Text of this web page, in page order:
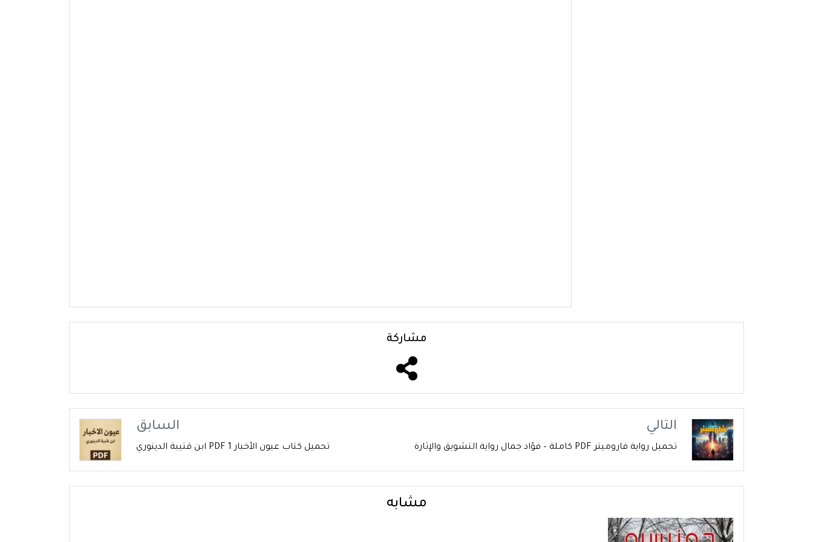
مشاركة
التالي
تحميل رواية فاروميتر PDF كاملة – فؤاد جمال رواية التشويق والإثارة
السابق
تحميل كتاب عيون الأخبار 1 PDF ابن قتيبة الدينوري
مشابه